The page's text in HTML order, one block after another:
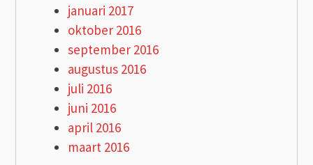
januari 2017
oktober 2016
september 2016
augustus 2016
juli 2016
juni 2016
april 2016
maart 2016